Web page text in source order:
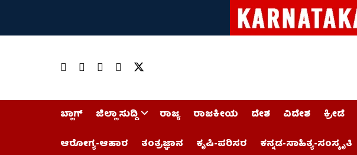
ಬ್ಲಾಗ್ ಜಿಲ್ಲಾ ಸುದ್ದಿ ರಾಜ್ಯ ರಾಜಕೀಯ ದೇಶ ವಿದೇಶ ಕ್ರೀಡೆ
ಆರೋಗ್ಯ-ಆಹಾರ
ತಂತ್ರಜ್ಞಾನ ಕೃಷಿ-ಪರಿಸರ ಕನ್ನಡ-ಸಾಹಿತ್ಯ-ಸಂಸ್ಕೃತಿ